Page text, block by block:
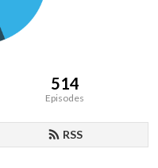
514
Episodes
RSS